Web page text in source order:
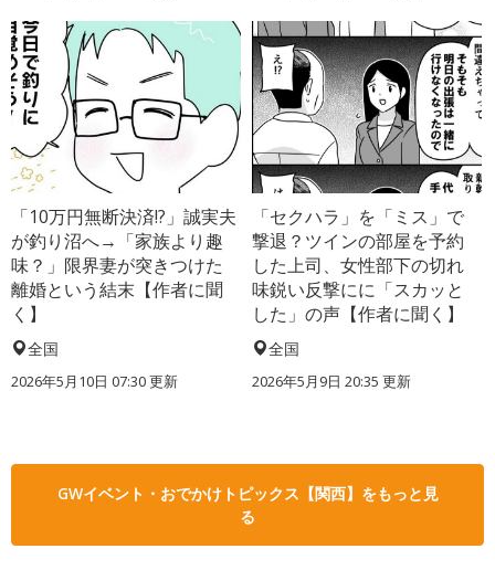
「10万円無断決済!?」誠実夫
が釣り沼へ→「家族より趣
味？」限界妻が突きつけた
離婚という結末【作者に聞
く】
全国
2026年5月10日 07:30 更新
「セクハラ」を「ミス」で
撃退？ツインの部屋を予約
した上司、女性部下の切れ
味鋭い反撃にに「スカッと
した」の声【作者に聞く】
全国
2026年5月9日 20:35 更新
GWイベント・おでかけトピックス【関西】をもっと見
る